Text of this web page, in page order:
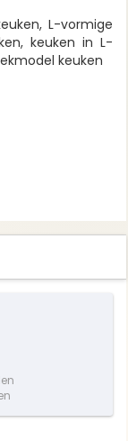
L-vormige
keuken in L-
keuken